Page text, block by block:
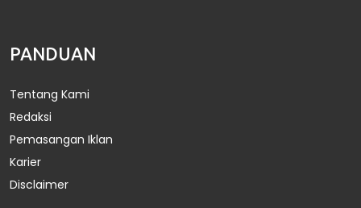
PANDUAN
Tentang Kami
Redaksi
Pemasangan Iklan
Karier
Disclaimer